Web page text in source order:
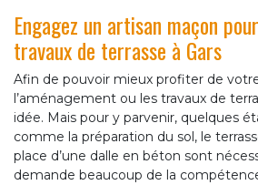
Engagez un artisan maçon
travaux de terrasse à Gars
Afin de pouvoir mieux profiter de
l’aménagement ou les travaux de
idée. Mais pour y parvenir, quelques
comme la préparation du sol, le
place d’une dalle en béton sont
demande beaucoup de la